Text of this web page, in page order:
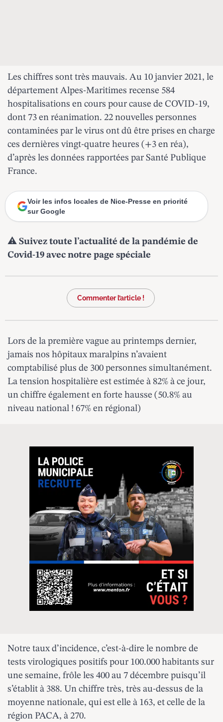
Les chiffres sont très mauvais. Au 10 janvier 2021, le
département Alpes-Maritimes recense 584
hospitalisations en cours pour cause de COVID-19,
dont 73 en réanimation. 22 nouvelles personnes
contaminées par le virus ont dû être prises en charge
ces dernières vingt-quatre heures (+3 en réa),
d’après les données rapportées par Santé Publique
France.
Voir les infos locales de Nice-Presse en priorité
sur Google
⚠️ Suivez toute l’actualité de la pandémie de
Covid-19 avec notre page spéciale
Commenter l’article !
Lors de la première vague au printemps dernier,
jamais nos hôpitaux maralpins n’avaient
comptabilisé plus de 300 personnes simultanément.
La tension hospitalière est estimée à 82% à ce jour,
un chiffre également en forte hausse (50.8% au
niveau national ! 67% en régional)
Notre taux d’incidence, c’est-à-dire le nombre de
tests virologiques positifs pour 100.000 habitants sur
une semaine, frôle les 400 au 7 décembre puisqu’il
s’établit à 388. Un chiffre très, très au-dessus de la
moyenne nationale, qui est elle à 163, et celle de la
région PACA, à 270.